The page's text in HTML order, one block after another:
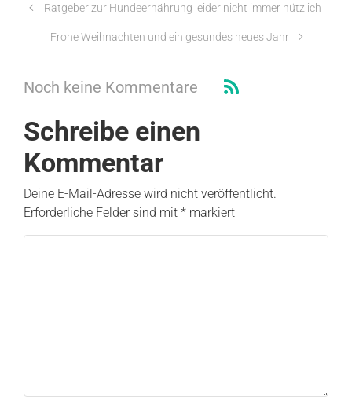
Ratgeber zur Hundeernährung leider nicht immer nützlich
Frohe Weihnachten und ein gesundes neues Jahr
Noch keine Kommentare
Schreibe einen
Kommentar
Deine E-Mail-Adresse wird nicht veröffentlicht.
Erforderliche Felder sind mit * markiert